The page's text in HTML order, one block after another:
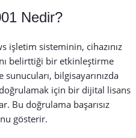
Nedir?
işletim sisteminin, cihazınız
belirttiği bir etkinleştirme
bilgisayarınızda
için bir dijital lisans
Bu doğrulama başarısız
gösterir.